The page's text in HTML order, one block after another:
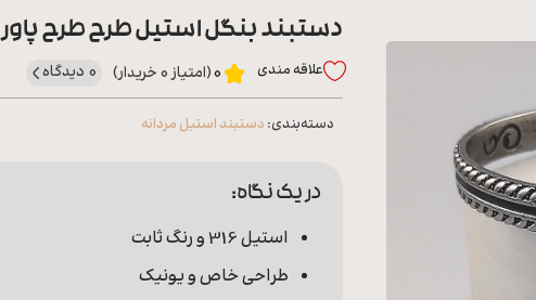
دستبند بنگل استیل طرح طرح پاور
علاقه‌ مندی 0(امتیاز 0 خریدار) 0 دیدگاه
دسته‌بندی: دستبند استیل مردانه
در یک نگاه:
استیل 316 و رنگ ثابت
طراحی خاص و یونیک